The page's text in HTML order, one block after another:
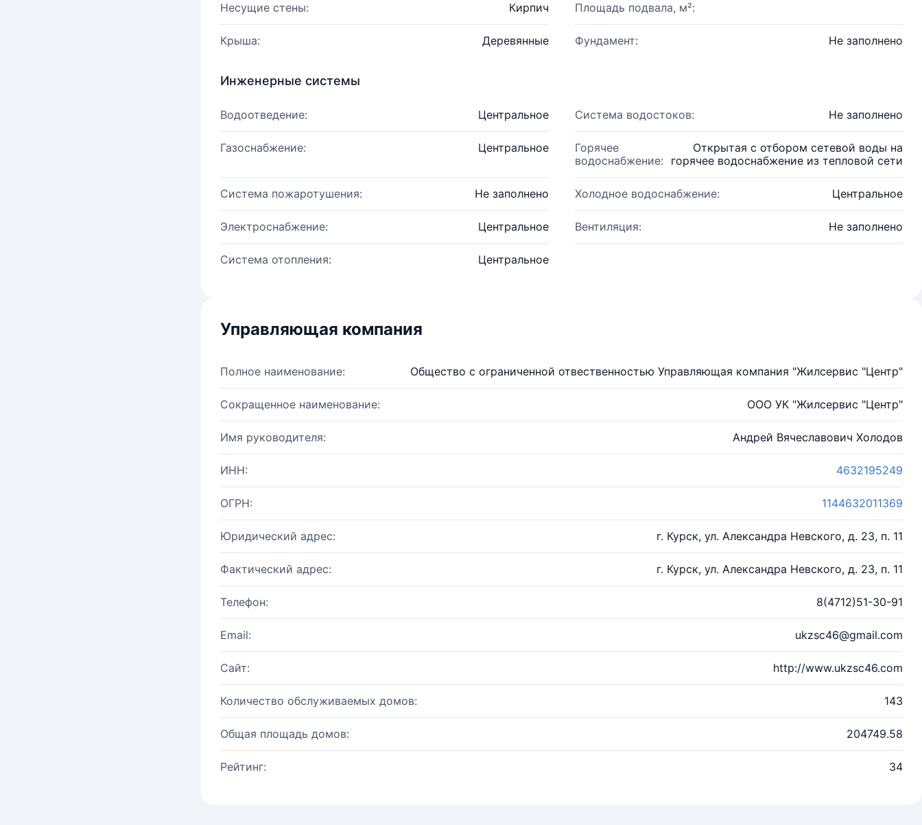
Несущие стены: Кирпич Площадь подвала, м²:
Крыша: Деревянные Фундамент: Не заполнено
Инженерные системы
Водоотведение: Центральное Система водостоков: Не заполнено
Газоснабжение: Центральное
Горячее
водоснабжение:
Открытая с отбором сетевой воды на
горячее водоснабжение из тепловой сети
Система пожаротушения: Не заполнено Холодное водоснабжение: Центральное
Электроснабжение: Центральное Вентиляция: Не заполнено
Система отопления: Центральное
Управляющая компания
Полное наименование: Общество с ограниченной отвественностью Управляющая компания "Жилсервис "Центр"
Сокращенное наименование: ООО УК "Жилсервис "Центр"
Имя руководителя: Андрей Вячеславович Холодов
ИНН: 4632195249
ОГРН: 1144632011369
Юридический адрес: г. Курск, ул. Александра Невского, д. 23, п. 11
Фактический адрес: г. Курск, ул. Александра Невского, д. 23, п. 11
Телефон: 8(4712)51-30-91
Email: ukzsc46@gmail.com
Сайт: http://www.ukzsc46.com
Количество обслуживаемых домов: 143
Общая площадь домов: 204749.58
Рейтинг: 34